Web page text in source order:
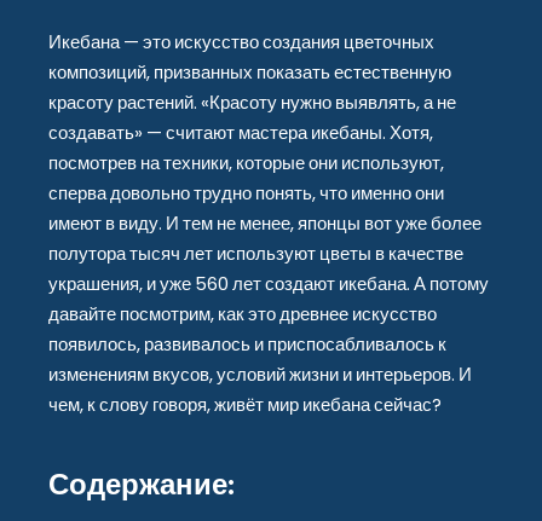
Икебана — это искусство создания цветочных
композиций, призванных показать естественную
красоту растений. «Красоту нужно выявлять, а не
создавать» — считают мастера икебаны. Хотя,
посмотрев на техники, которые они используют,
сперва довольно трудно понять, что именно они
имеют в виду. И тем не менее, японцы вот уже более
полутора тысяч лет используют цветы в качестве
украшения, и уже 560 лет создают икебана. А потому
давайте посмотрим, как это древнее искусство
появилось, развивалось и приспосабливалось к
изменениям вкусов, условий жизни и интерьеров. И
чем, к слову говоря, живёт мир икебана сейчас?
Содержание: